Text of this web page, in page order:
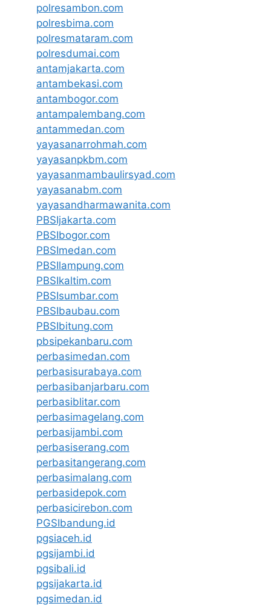
polresambon.com
polresbima.com
polresmataram.com
polresdumai.com
antamjakarta.com
antambekasi.com
antambogor.com
antampalembang.com
antammedan.com
yayasanarrohmah.com
yayasanpkbm.com
yayasanmambaulirsyad.com
yayasanabm.com
yayasandharmawanita.com
PBSIjakarta.com
PBSIbogor.com
PBSImedan.com
PBSIlampung.com
PBSIkaltim.com
PBSIsumbar.com
PBSIbaubau.com
PBSIbitung.com
pbsipekanbaru.com
perbasimedan.com
perbasisurabaya.com
perbasibanjarbaru.com
perbasiblitar.com
perbasimagelang.com
perbasijambi.com
perbasiserang.com
perbasitangerang.com
perbasimalang.com
perbasidepok.com
perbasicirebon.com
PGSIbandung.id
pgsiaceh.id
pgsijambi.id
pgsibali.id
pgsijakarta.id
pgsimedan.id